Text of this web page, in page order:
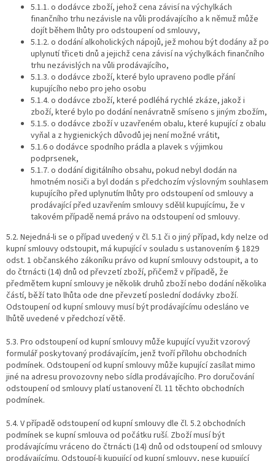
5.1.1. o dodávce zboží, jehož cena závisí na výchylkách
finančního trhu nezávisle na vůli prodávajícího a k němuž může
dojít během lhůty pro odstoupení od smlouvy,
5.1.2. o dodání alkoholických nápojů, jež mohou být dodány až po
uplynutí třiceti dnů a jejichž cena závisí na výchylkách finančního
trhu nezávislých na vůli prodávajícího,
5.1.3. o dodávce zboží, které bylo upraveno podle přání
kupujícího nebo pro jeho osobu
5.1.4. o dodávce zboží, které podléhá rychlé zkáze, jakož i
zboží, které bylo po dodání nenávratně smíseno s jiným zbožím,
5.1.5. o dodávce zboží v uzavřeném obalu, které kupující z obalu
vyňal a z hygienických důvodů jej není možné vrátit,
5.1.6 o dodávce spodního prádla a plavek s výjimkou
podprsenek,
5.1.7. o dodání digitálního obsahu, pokud nebyl dodán na
hmotném nosiči a byl dodán s předchozím výslovným souhlasem
kupujícího před uplynutím lhůty pro odstoupení od smlouvy a
prodávající před uzavřením smlouvy sdělil kupujícímu, že v
takovém případě nemá právo na odstoupení od smlouvy.
5.2. Nejedná-li se o případ uvedený v čl. 5.1 či o jiný případ, kdy nelze od
kupní smlouvy odstoupit, má kupující v souladu s ustanovením § 1829
odst. 1 občanského zákoníku právo od kupní smlouvy odstoupit, a to
do čtrnácti (14) dnů od převzetí zboží, přičemž v případě, že
předmětem kupní smlouvy je několik druhů zboží nebo dodání několika
částí, běží tato lhůta ode dne převzetí poslední dodávky zboží.
Odstoupení od kupní smlouvy musí být prodávajícímu odesláno ve
lhůtě uvedené v předchozí větě.
5.3. Pro odstoupení od kupní smlouvy může kupující využit vzorový
formulář poskytovaný prodávajícím, jenž tvoří přílohu obchodních
podmínek. Odstoupení od kupní smlouvy může kupující zasílat mimo
jiné na adresu provozovny nebo sídla prodávajícího. Pro doručování
odstoupení od smlouvy platí ustanovení čl. 11 těchto obchodních
podmínek.
5.4. V případě odstoupení od kupní smlouvy dle čl. 5.2 obchodních
podmínek se kupní smlouva od počátku ruší. Zboží musí být
prodávajícímu vráceno do čtrnácti (14) dnů od odstoupení od smlouvy
prodávajícímu. Odstoupí-li kupující od kupní smlouvy, nese kupující